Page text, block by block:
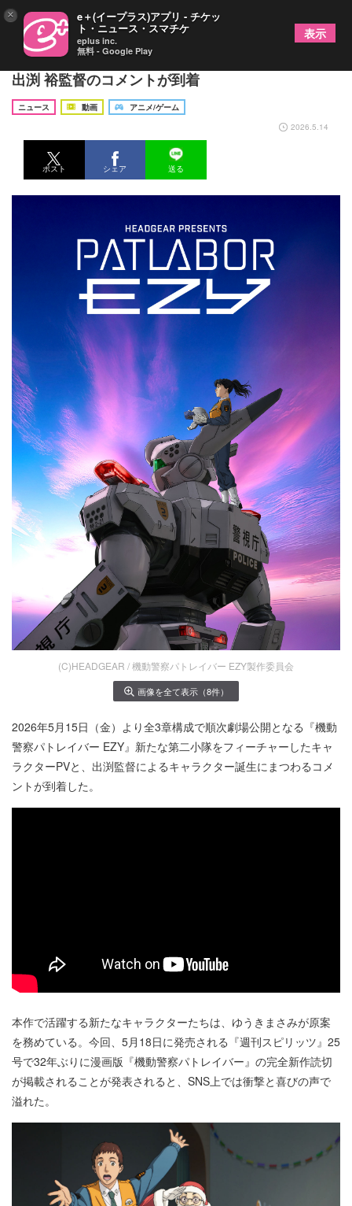
『機動警察パトレイバー EZY』キャラクターPV＆
出渕 裕監督のコメントが到着
ニュース 動画
アニメ/ゲーム
2026.5.14
ポスト シェア 送る
(C)HEADGEAR / 機動警察パトレイバー EZY製作委員会
画像を全て表示（8件）
2026年5月15日（金）より全3章構成で順次劇場公開となる『機動
警察パトレイバー EZY』新たな第二小隊をフィーチャーしたキャ
ラクターPVと、出渕監督によるキャラクター誕生にまつわるコメ
ントが到着した。
本作で活躍する新たなキャラクターたちは、ゆうきまさみが原案
を務めている。今回、5月18日に発売される『週刊スピリッツ』25
号で32年ぶりに漫画版『機動警察パトレイバー』の完全新作読切
が掲載されることが発表されると、SNS上では衝撃と喜びの声で
溢れた。
× e＋(イープラス)アプリ - チケッ
ト・ニュース・スマチケ
eplus inc.
無料 - Google Play
表示